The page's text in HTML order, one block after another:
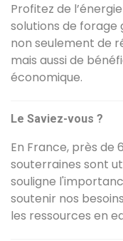
Profitez de
solutions de
non seulement de
mais aussi de
économique.
Le Saviez-vous ?
En France, près de
souterraines sont
souligne
soutenir nos
les ressources en